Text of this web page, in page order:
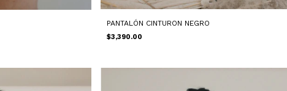
PANTALÓN CINTURON NEGRO
$3,390.00